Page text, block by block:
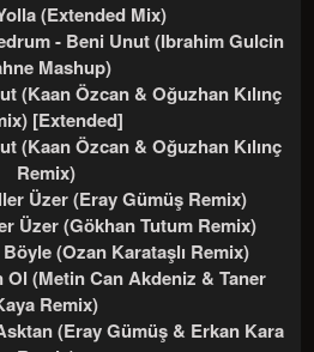
(Extended Mix)
- Beni Unut (Ibrahim Gulcin
Mashup)
(Kaan Özcan & Oğuzhan Kılınç
[Extended]
(Kaan Özcan & Oğuzhan Kılınç
Remix)
Üzer (Eray Gümüş Remix)
Üzer (Gökhan Tutum Remix)
(Ozan Karataşlı Remix)
Ol (Metin Can Akdeniz & Taner
Remix)
(Eray Gümüş & Erkan Kara